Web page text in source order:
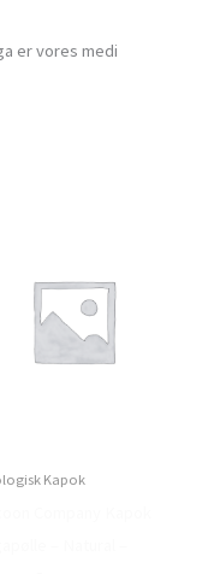
er vores medi
Kapok